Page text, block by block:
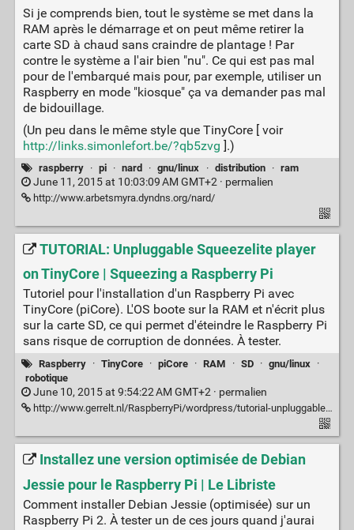
Si je comprends bien, tout le système se met dans la
RAM après le démarrage et on peut même retirer la
carte SD à chaud sans craindre de plantage ! Par
contre le système a l'air bien "nu". Ce qui est pas mal
pour de l'embarqué mais pour, par exemple, utiliser un
Raspberry en mode "kiosque" ça va demander pas mal
de bidouillage.
(Un peu dans le même style que TinyCore [ voir
http://links.simonlefort.be/?qb5zvg ].)
raspberry · pi · nard · gnu/linux · distribution · ram
June 11, 2015 at 10:03:09 AM GMT+2 · permalien
http://www.arbetsmyra.dyndns.org/nard/
TUTORIAL: Unpluggable Squeezelite player
on TinyCore | Squeezing a Raspberry Pi
Tutoriel pour l'installation d'un Raspberry Pi avec
TinyCore (piCore). L'OS boote sur la RAM et n'écrit plus
sur la carte SD, ce qui permet d'éteindre le Raspberry Pi
sans risque de corruption de données. À tester.
Raspberry · TinyCore · piCore · RAM · SD · gnu/linux
·
robotique
June 10, 2015 at 9:54:22 AM GMT+2 · permalien
http://www.gerrelt.nl/RaspberryPi/wordpress/tutorial-unpluggable-squeezelite-player-on-tinycore/
Installez une version optimisée de Debian
Jessie pour le Raspberry Pi | Le Libriste
Comment installer Debian Jessie (optimisée) sur un
Raspberry Pi 2. À tester un de ces jours quand j'aurai